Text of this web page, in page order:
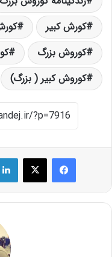
کورش کبیر
کوروش بزرگ
کوروش کبیر ( بزرگ)
فیس بوک X